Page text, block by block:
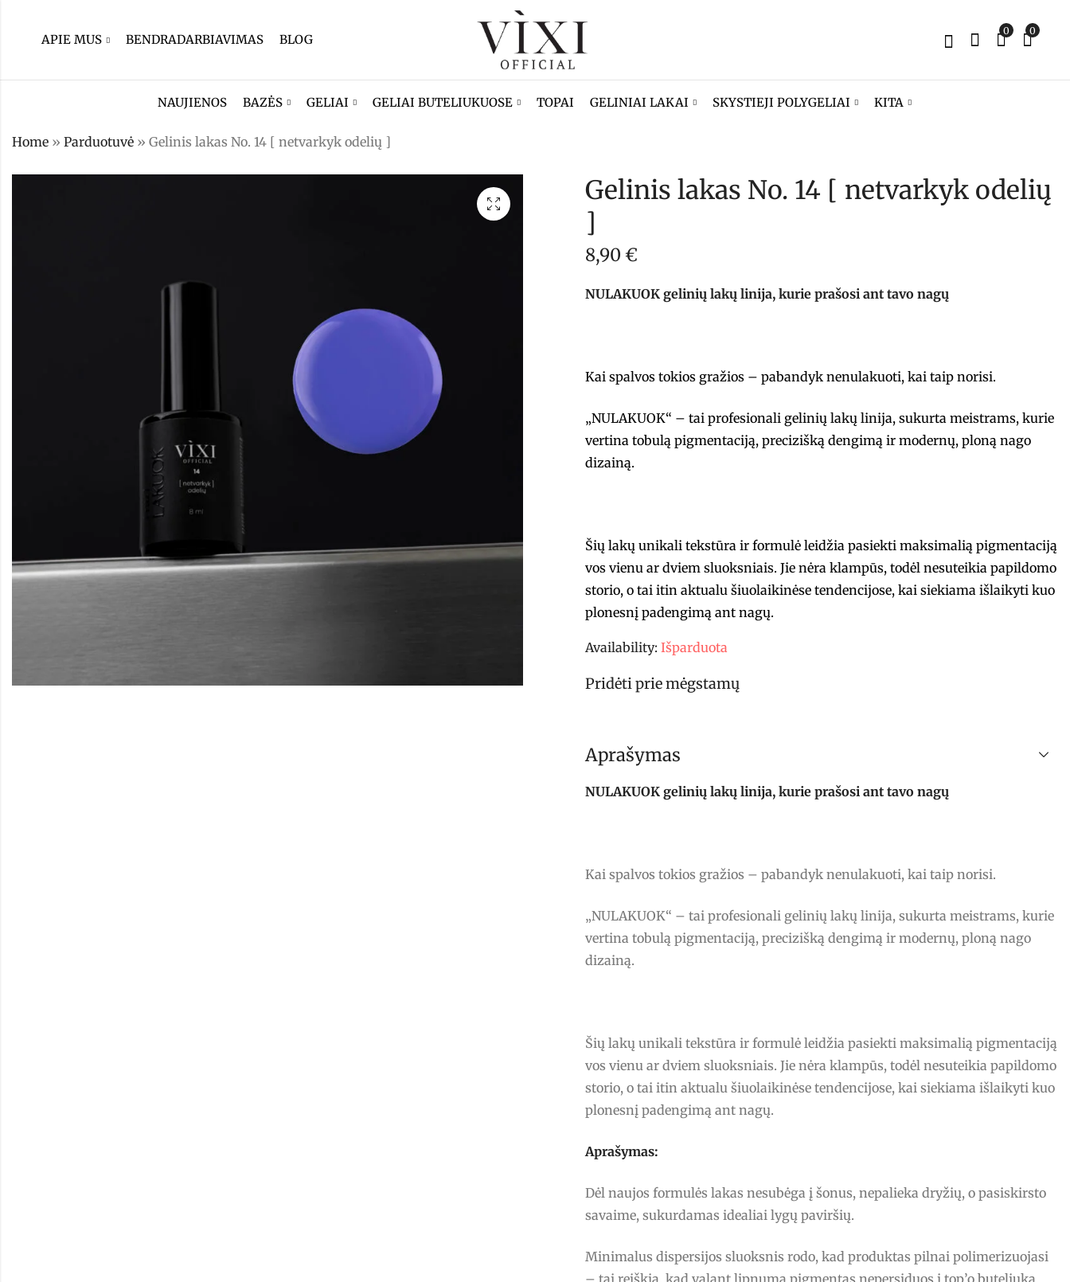
APIE MUS BENDRADARBIAVIMAS BLOG
0 0
NAUJIENOS BAZĖS GELIAI GELIAI BUTELIUKUOSE TOPAI GELINIAI LAKAI SKYSTIEJI POLYGELIAI KITA
Home » Parduotuvė » Gelinis lakas No. 14 [ netvarkyk odelių ]
Gelinis lakas No. 13
[ turi rytoj vietos? ]
Gelinis lakas No. 15
[ storiau užlakuok
Gelinis lakas No. 14 [ netvarkyk odelių
]
8,90 €
NULAKUOK gelinių lakų linija, kurie prašosi ant tavo nagų
Kai spalvos tokios gražios – pabandyk nenulakuoti, kai taip norisi.
„NULAKUOK“ – tai profesionali gelinių lakų linija, sukurta meistrams, kurie
vertina tobulą pigmentaciją, precizišką dengimą ir modernų, ploną nago
dizainą.
Šių lakų unikali tekstūra ir formulė leidžia pasiekti maksimalią pigmentaciją
vos vienu ar dviem sluoksniais. Jie nėra klampūs, todėl nesuteikia papildomo
storio, o tai itin aktualu šiuolaikinėse tendencijose, kai siekiama išlaikyti kuo
plonesnį padengimą ant nagų.
Availability: Išparduota
Pridėti prie mėgstamų
Aprašymas
NULAKUOK gelinių lakų linija, kurie prašosi ant tavo nagų
Kai spalvos tokios gražios – pabandyk nenulakuoti, kai taip norisi.
„NULAKUOK“ – tai profesionali gelinių lakų linija, sukurta meistrams, kurie
vertina tobulą pigmentaciją, precizišką dengimą ir modernų, ploną nago
dizainą.
Šių lakų unikali tekstūra ir formulė leidžia pasiekti maksimalią pigmentaciją
vos vienu ar dviem sluoksniais. Jie nėra klampūs, todėl nesuteikia papildomo
storio, o tai itin aktualu šiuolaikinėse tendencijose, kai siekiama išlaikyti kuo
plonesnį padengimą ant nagų.
Aprašymas:
Dėl naujos formulės lakas nesubėga į šonus, nepalieka dryžių, o pasiskirsto
savaime, sukurdamas idealiai lygų paviršių.
Minimalus dispersijos sluoksnis rodo, kad produktas pilnai polimerizuojasi